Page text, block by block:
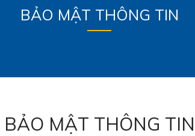
BẢO MẬT THÔNG TIN
BẢO MẬT THÔNG TIN